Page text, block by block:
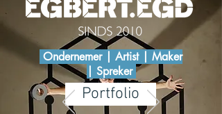
Ondernemer | Artist | Maker
| Spreker
Portfolio